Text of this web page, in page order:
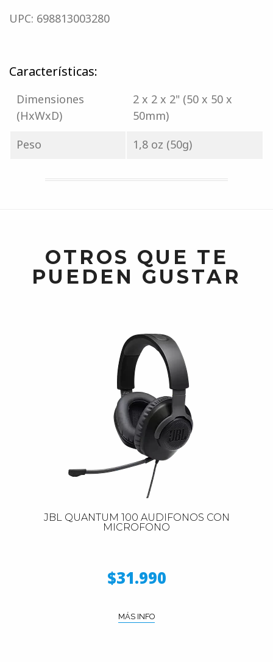
UPC: 698813003280
Características:
Dimensiones
(HxWxD)
2 x 2 x 2" (50 x 50 x
50mm)
Peso
1,8 oz (50g)
OTROS QUE TE
PUEDEN GUSTAR
JBL QUANTUM 100 AUDIFONOS CON
MICROFONO
$31.990
MÁS INFO